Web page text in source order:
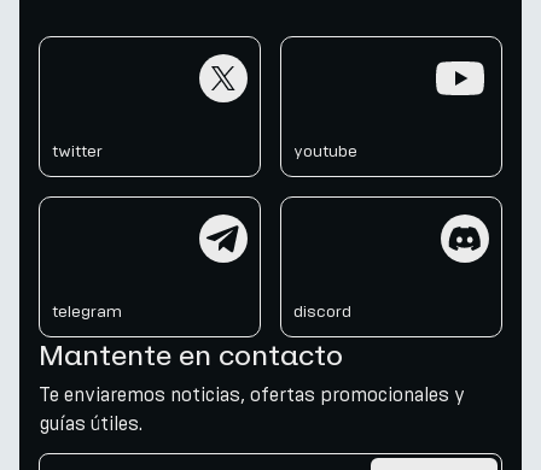
twitter youtube
telegram discord
Mantente en contacto
Te enviaremos noticias, ofertas promocionales y
guías útiles.